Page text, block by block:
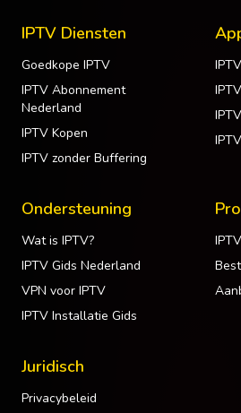
IPTV Diensten
Goedkope IPTV
IPTV Abonnement
Nederland
IPTV Kopen
IPTV zonder Buffering
Ondersteuning
Wat is IPTV?
IPTV Gids Nederland
VPN voor IPTV
IPTV Installatie Gids
Juridisch
Privacybeleid